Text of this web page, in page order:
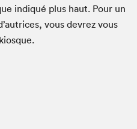
indiqué plus haut. Pour un
vous devrez vous